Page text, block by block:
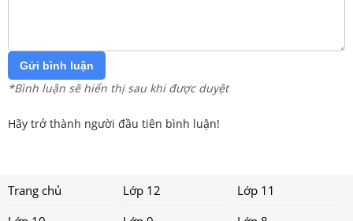
Gửi bình luận
*Bình luận sẽ hiển thị sau khi được duyệt
Hãy trở thành người đầu tiên bình luận!
Trang chủ Lớp 12
Lớp 11